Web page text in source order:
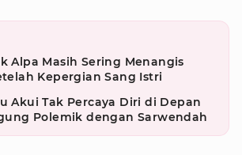
Alpa Masih Sering Menangis
Kepergian Sang Istri
Akui Tak Percaya Diri di Depan
Polemik dengan Sarwendah